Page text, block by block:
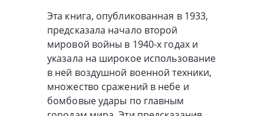
Эта книга, опубликованная в 1933,
предсказала начало второй
мировой войны в 1940-х годах и
указала на широкое использование
в ней воздушной военной техники,
множество сражений в небе и
бомбовые удары по главным